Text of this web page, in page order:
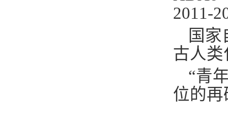
2011-
国
古人
“青
位的